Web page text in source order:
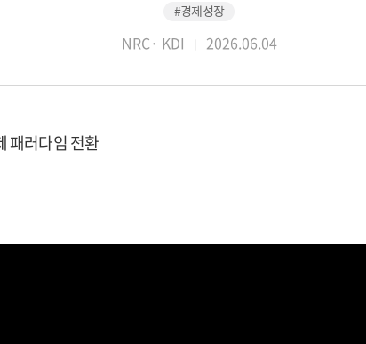
#경제성장
NRC· KDI 2026.06.04
패러다임 전환